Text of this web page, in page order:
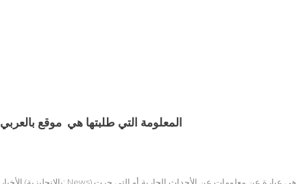
المعلومة التي طلبتها هي موقع بالعربي